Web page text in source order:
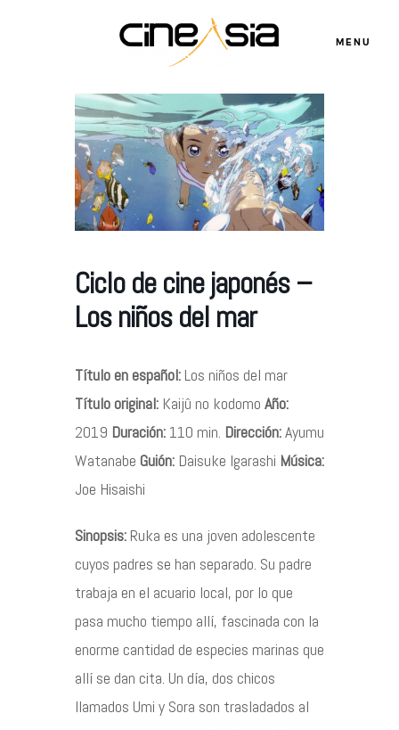
MENU
Ciclo de cine japonés –
Los niños del mar
Título en español: Los niños del mar
Título original: Kaijû no kodomo Año:
2019 Duración: 110 min. Dirección:Ayumu
Watanabe Guión: Daisuke Igarashi Música:
Joe Hisaishi
Sinopsis: Ruka es una joven adolescente
cuyos padres se han separado. Su padre
trabaja en el acuario local, por lo que
pasa mucho tiempo allí, fascinada con la
enorme cantidad de especies marinas que
allí se dan cita. Un día, dos chicos
llamados Umi y Sora son trasladados al
Servicios
©2026 COPYRIGHT FLOTHEMES